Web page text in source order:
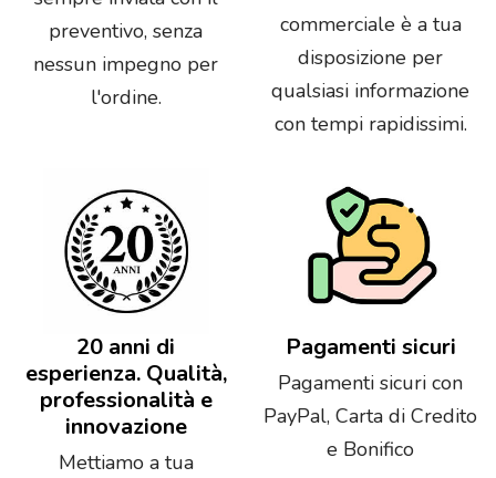
preventivo, senza
nessun impegno per
l'ordine.
commerciale è a tua
disposizione per
qualsiasi informazione
con tempi rapidissimi.
20 anni di
esperienza. Qualità,
professionalità e
innovazione
Mettiamo a tua
Pagamenti sicuri
Pagamenti sicuri con
PayPal, Carta di Credito
e Bonifico